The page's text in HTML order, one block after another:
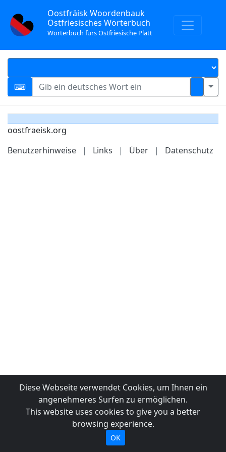
Oostfräisk Woordenbauk
Ostfriesisches Wörterbuch
Wörterbuch fürs Ostfriesische Platt
oostfraeisk.org
Benutzerhinweise
| Links | Über | Datenschutz
Diese Webseite verwendet Cookies, um Ihnen ein
angenehmeres Surfen zu ermöglichen.
This website uses cookies to give you a better
browsing experience.
OK